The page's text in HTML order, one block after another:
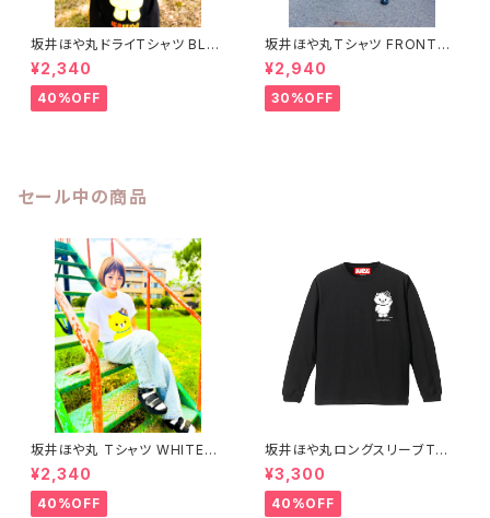
坂井ほや丸ドライTシャツ BLA
CK S〜XL
¥2,340
40%OFF
坂井ほや丸Tシャツ FRONT&B
ACK 黒 XXL
¥2,940
30%OFF
セール中の商品
坂井ほや丸 Tシャツ WHITE
S〜XL
¥2,340
40%OFF
坂井ほや丸ロングスリーブTシ
ャツ 黒 XXL
¥3,300
40%OFF